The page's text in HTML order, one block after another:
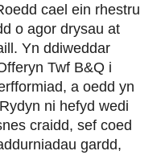
cael ein rhestru
o agor drysau at
Yn ddiweddar
Twf B&Q i
a oedd yn
ni hefyd wedi
craidd, sef coed
gardd,